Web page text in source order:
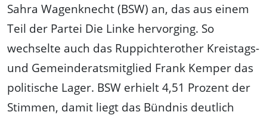
Sahra Wagenknecht (BSW) an, das aus einem
Teil der Partei Die Linke hervorging. So
wechselte auch das Ruppichterother Kreistags-
und Gemeinderatsmitglied Frank Kemper das
politische Lager. BSW erhielt 4,51 Prozent der
Stimmen, damit liegt das Bündnis deutlich